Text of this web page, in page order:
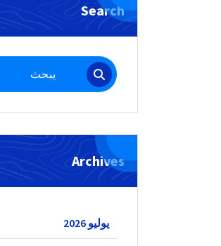
Search
البحث
عن:
Archives
يوليو 2026